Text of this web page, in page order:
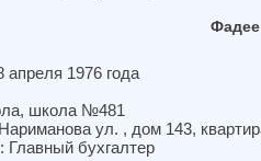
апреля 1976 года
школа №481
ул. , дом 143,
Главный бухгалтер